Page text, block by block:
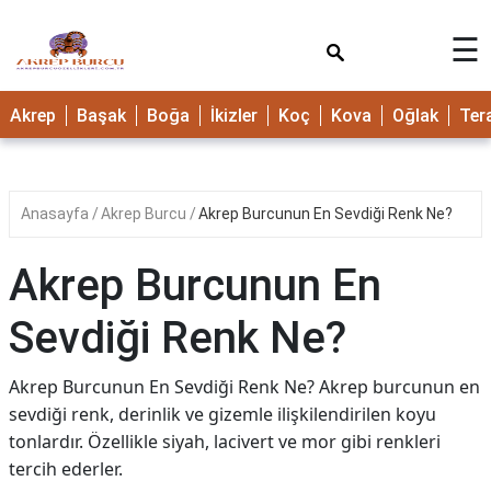
☰
Akrep Başak Boğa İkizler Koç Kova Oğlak
Anasayfa Akrep Burcu Akrep Burcunun En Sevdiği Renk Ne?
Akrep Burcunun En
Sevdiği Renk Ne?
Akrep Burcunun En Sevdiği Renk Ne? Akrep burcunun en
sevdiği renk, derinlik ve gizemle ilişkilendirilen koyu
tonlardır. Özellikle siyah, lacivert ve mor gibi renkleri
tercih ederler.